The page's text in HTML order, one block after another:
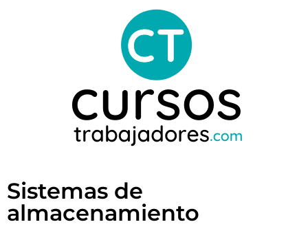
Sistemas de
almacenamiento